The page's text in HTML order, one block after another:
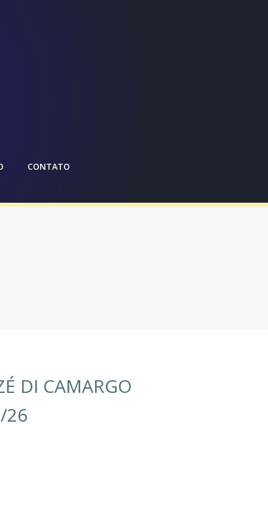
CONTATO
DI CAMARGO
26